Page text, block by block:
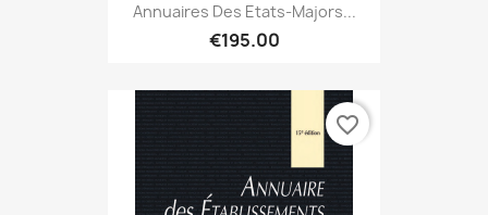
Annuaires Des Etats-Majors...
€195.00
favorite_border